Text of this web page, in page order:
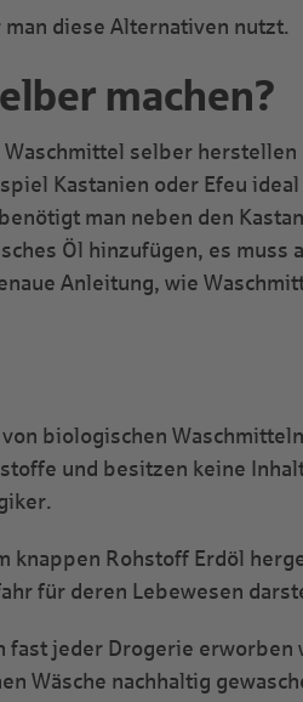
diese Alternativen nutzt.
machen?
selber
Kastanien oder Efeu
man neben den
Öl hinzufügen, es
Anleitung, wie
biologischen
und besitzen keine
knappen Rohstoff Erdöl
für deren Lebewesen
jeder Drogerie
Wäsche nachhaltig